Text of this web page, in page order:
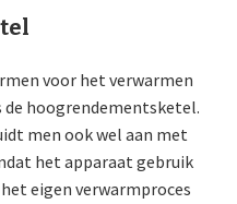
voor het verwarmen
de hoogrendementsketel.
men ook wel aan met
het apparaat gebruik
eigen verwarmproces